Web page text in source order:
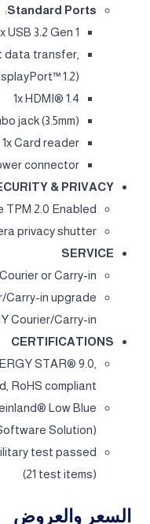
Standard Ports
:
USB 3.2 Gen 1
data transfer,
1.2)
1x HDMI® 1.4
jack (3.5mm)
1x Card reader
connector
& PRIVACY
TPM 2.0 Enabled
privacy shutter
SERVICE
or Carry-in
Carry-in upgrade
Courier/Carry-in
CERTIFICATIONS
STAR® 9.0,
RoHS compliant
Low Blue
Solution)
test passed
(21 test items)
السعر والعروض